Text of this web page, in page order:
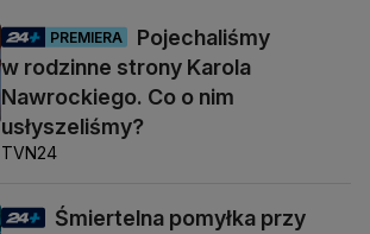
PREMIERA
Pojechaliśmy
w rodzinne strony Karola
Nawrockiego. Co o nim
usłyszeliśmy?
TVN24
Śmiertelna pomyłka przy